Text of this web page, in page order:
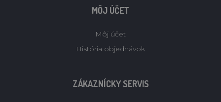
MÔJ ÚČET
Môj účet
História objednávok
ZÁKAZNÍCKY SERVIS